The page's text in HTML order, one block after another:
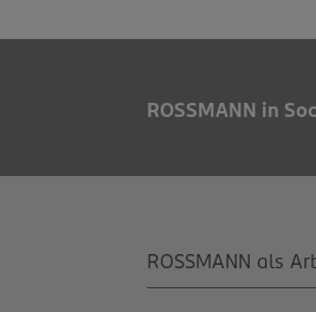
ROSSMANN in
ROSSMANN als